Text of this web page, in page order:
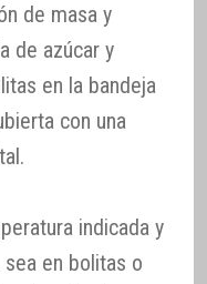
de masa y
de azúcar y
en la bandeja
con una
indicada y
en bolitas o